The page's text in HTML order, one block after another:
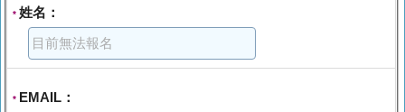
* 姓名：
* EMAIL：